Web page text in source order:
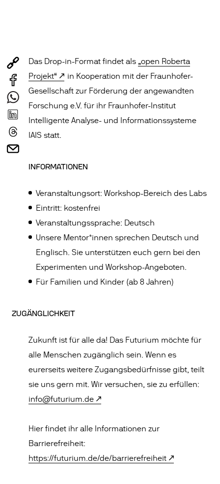
Das Drop-in-Format findet als „open Roberta
Projekt“
in Kooperation mit der Fraunhofer-
Gesellschaft zur Förderung der angewandten
Forschung e.V. für ihr Fraunhofer-Institut
Intelligente Analyse- und Informationssysteme
IAIS statt.
INFORMATIONEN
Veranstaltungsort: Workshop-Bereich des Labs
Eintritt: kostenfrei
Veranstaltungssprache: Deutsch
Unsere Mentor*innen sprechen Deutsch und
Englisch. Sie unterstützen euch gern bei den
Experimenten und Workshop-Angeboten.
Für Familien und Kinder (ab 8 Jahren)
ZUGÄNGLICHKEIT
Zukunft ist für alle da! Das Futurium möchte für
alle Menschen zugänglich sein. Wenn es
eurerseits weitere Zugangsbedürfnisse gibt, teilt
sie uns gern mit. Wir versuchen, sie zu erfüllen:
info@futurium.de
Hier findet ihr alle Informationen zur
Barrierefreiheit:
https://futurium.de/de/barrierefreiheit